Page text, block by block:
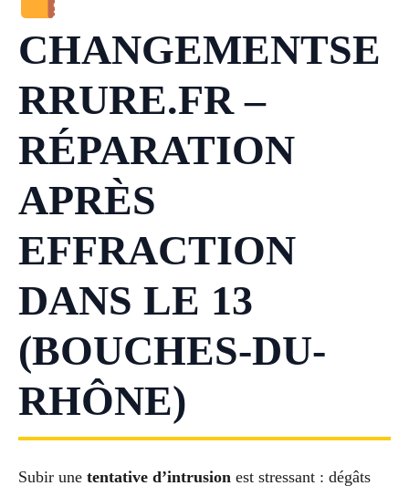
CHANGEMENTSE
RRURE.FR –
RÉPARATION
APRÈS
EFFRACTION
DANS LE 13
(BOUCHES-DU-
RHÔNE)
Subir une tentative d’intrusion est stressant : dégâts